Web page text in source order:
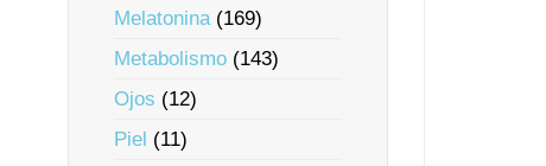
Melatonina(169)
Metabolismo (143)
Ojos (12)
Piel (11)